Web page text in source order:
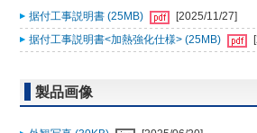
据付工事説明書 (25MB)
[2025/11/27]
据付工事説明書<加熱強化仕様> (25MB)
製品画像